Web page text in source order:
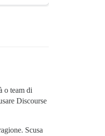
o team di
Discourse
Scusa